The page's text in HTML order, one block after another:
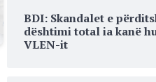
BDI: Skandalet e
dështimi total ia kanë
VLEN-it